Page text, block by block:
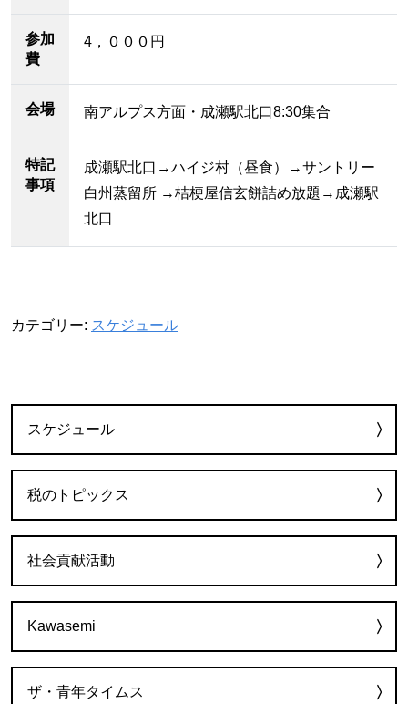
参加
費
4，０００円
会場 南アルプス方面・成瀬駅北口8:30集合
特記
事項
成瀬駅北口→ハイジ村（昼食）→サントリー
白州蒸留所 →桔梗屋信玄餅詰め放題→成瀬駅
北口
カテゴリー: スケジュール
スケジュール
税のトピックス
社会貢献活動
Kawasemi
ザ・青年タイムス